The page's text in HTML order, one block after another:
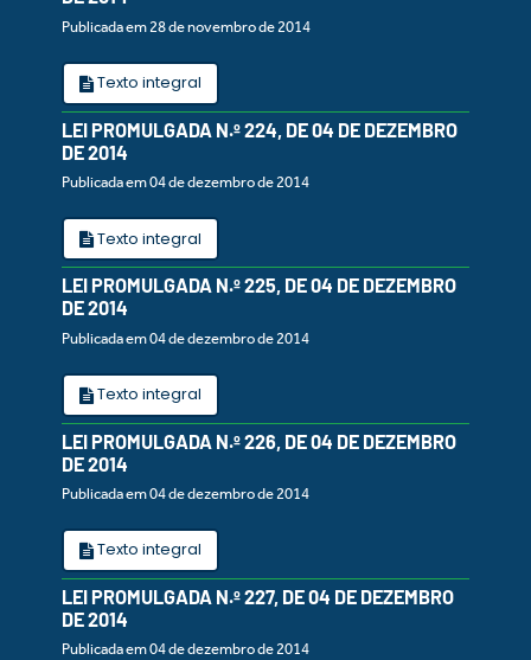
Publicada em 28 de novembro de 2014
Texto integral
LEI PROMULGADA N.º 224, DE 04 DE DEZEMBRO
DE 2014
Publicada em 04 de dezembro de 2014
Texto integral
LEI PROMULGADA N.º 225, DE 04 DE DEZEMBRO
DE 2014
Publicada em 04 de dezembro de 2014
Texto integral
LEI PROMULGADA N.º 226, DE 04 DE DEZEMBRO
DE 2014
Publicada em 04 de dezembro de 2014
Texto integral
LEI PROMULGADA N.º 227, DE 04 DE DEZEMBRO
DE 2014
Publicada em 04 de dezembro de 2014